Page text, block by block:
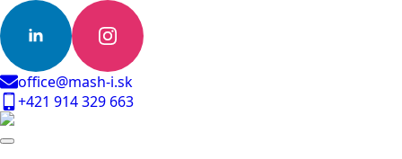
office@mash-i.sk
+421 914 329 663